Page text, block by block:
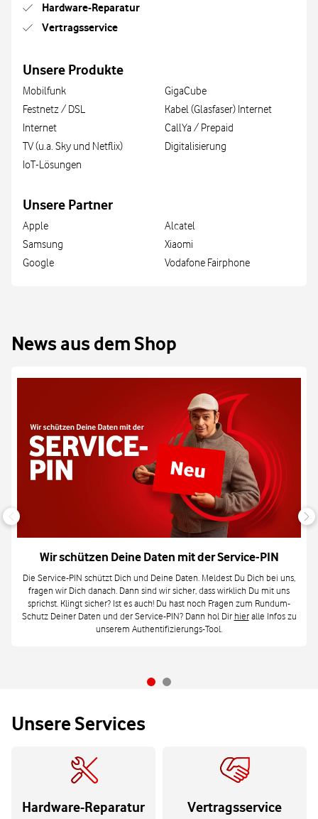
Hardware-Reparatur
Vertragsservice
Unsere Produkte
Mobilfunk
Festnetz / DSL
Internet
TV (u.a. Sky und Netflix)
IoT-Lösungen
GigaCube
Kabel (Glasfaser) Internet
CallYa / Prepaid
Digitalisierung
Unsere Partner
Apple
Samsung
Google
Alcatel
Xiaomi
Vodafone Fairphone
News aus dem Shop
Wir schützen Deine Daten mit der Service-PIN
Die Service-PIN schützt Dich und Deine Daten. Meldest Du Dich bei uns,
fragen wir Dich danach. Dann sind wir sicher, dass wirklich Du mit uns
sprichst. Klingt sicher? Ist es auch! Du hast noch Fragen zum Rundum-
Schutz Deiner Daten und der Service-PIN? Dann hol Dir hieralle Infos zu
unserem Authentifizierungs-Tool.
Unsere Services
Hardware-Reparatur Vertragsservice